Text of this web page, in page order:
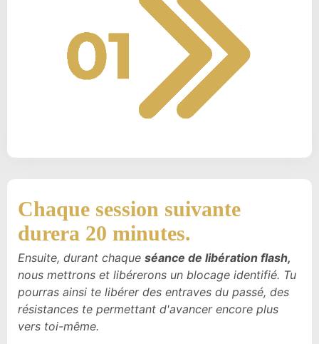
Chaque session suivante
durera 20 minutes.
Ensuite, durant chaque séance de libération flash,
nous mettrons et libérerons un blocage identifié. Tu
pourras ainsi te libérer des entraves du passé, des
résistances te permettant d'avancer encore plus
vers toi-même.